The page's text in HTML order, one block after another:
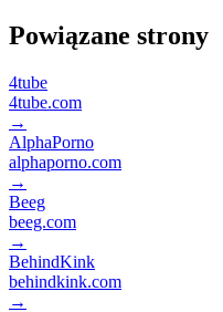
Powiązane strony
4tube
4tube.com
→
AlphaPorno
alphaporno.com
→
Beeg
beeg.com
→
BehindKink
behindkink.com
→